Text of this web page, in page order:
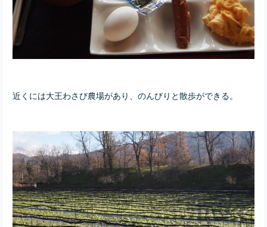
近くには大王わさび農場があり、のんびりと散歩ができる。